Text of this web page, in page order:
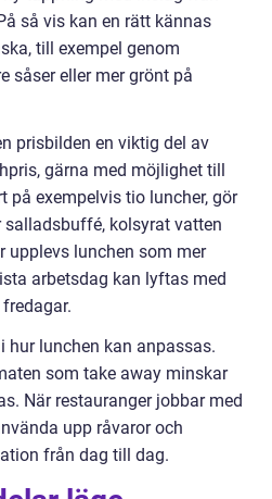
så vis kan en rätt kännas
till exempel genom
såser eller mer grönt på
prisbilden en viktig del av
gärna med möjlighet till
på exempelvis tio luncher, gör
salladsbuffé, kolsyrat vatten
upplevs lunchen som mer
arbetsdag kan lyftas med
hur lunchen kan anpassas.
som take away minskar
När restauranger jobbar med
upp råvaror och
från dag till dag.